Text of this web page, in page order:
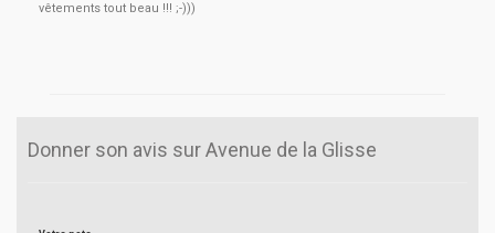
vêtements tout beau !!! ;-)))
Donner son avis sur Avenue de la Glisse